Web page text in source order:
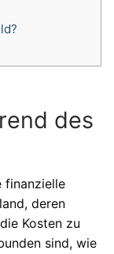
des
finanzielle
deren
Kosten zu
sind, wie